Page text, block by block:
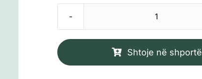
Sasi
Pereira
Shtoje në shportë